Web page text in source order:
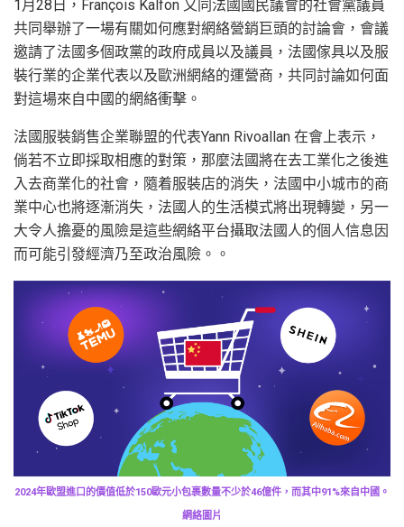
1月28日，François Kalfon 又同法國國民議會的社會黨議員
共同舉辦了一場有關如何應對網絡營銷巨頭的討論會，會議
邀請了法國多個政黨的政府成員以及議員，法國傢具以及服
裝行業的企業代表以及歐洲網絡的運營商，共同討論如何面
對這場來自中國的網絡衝擊。
法國服裝銷售企業聯盟的代表Yann Rivoallan 在會上表示，
倘若不立即採取相應的對策，那麼法國將在去工業化之後進
入去商業化的社會，隨着服裝店的消失，法國中小城市的商
業中心也將逐漸消失，法國人的生活模式將出現轉變，另一
大令人擔憂的風險是這些網絡平台攝取法國人的個人信息因
而可能引發經濟乃至政治風險。。
2024年歐盟進口的價值低於150歐元小包裹數量不少於46億件，而其中91%來自中國。
網絡圖片